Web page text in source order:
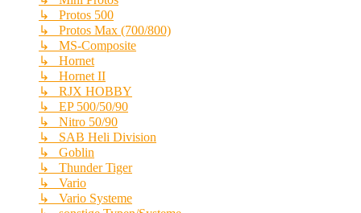
↳ Protos 500
↳ Protos Max (700/800)
↳ MS-Composite
↳ Hornet
↳ Hornet II
↳ RJX HOBBY
↳ EP 500/50/90
↳ Nitro 50/90
↳ SAB Heli Division
↳ Goblin
↳ Thunder Tiger
↳ Vario
↳ Vario Systeme